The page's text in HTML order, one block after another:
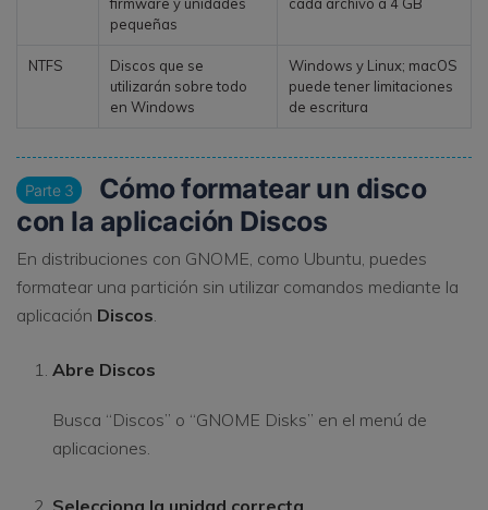
firmware y unidades
pequeñas
cada archivo a 4 GB
NTFS
Discos que se
utilizarán sobre todo
en Windows
Windows y Linux; macOS
puede tener limitaciones
de escritura
Parte 3
Cómo formatear un disco
con la aplicación Discos
En distribuciones con GNOME, como Ubuntu, puedes
formatear una partición sin utilizar comandos mediante la
aplicación Discos.
Abre Discos
Busca “Discos” o “GNOME Disks” en el menú de
aplicaciones.